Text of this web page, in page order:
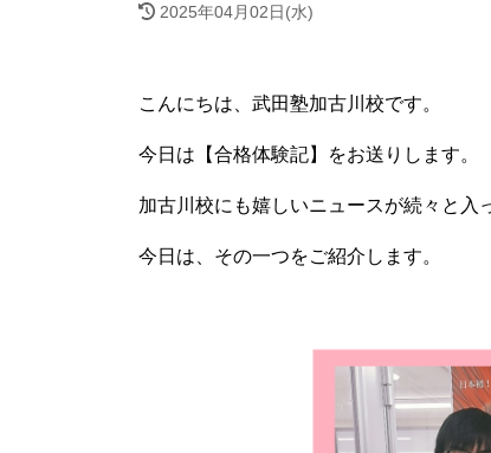
2025年04月02日(水)
こんにちは、武田塾加古川校です。
今日は【合格体験記】をお送りします。
加古川校にも嬉しいニュースが続々と入
今日は、その一つをご紹介します。